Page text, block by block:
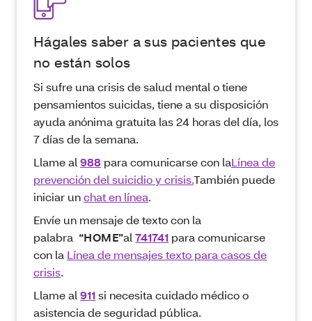
Hágales saber a sus pacientes que
no están solos
Si sufre una crisis de salud mental o tiene
pensamientos suicidas, tiene a su disposición
ayuda anónima gratuita las 24 horas del día, los
7 días de la semana.
Llame al 988 para comunicarse con laLínea de
prevención del suicidio y crisis.También puede
iniciar unchat en línea.
Envíe un mensaje de texto con la
palabra “HOME”al741741 para comunicarse
con la Línea de mensajes texto para casos de
crisis.
Llame al 911si necesita cuidado médico o
asistencia de seguridad pública.